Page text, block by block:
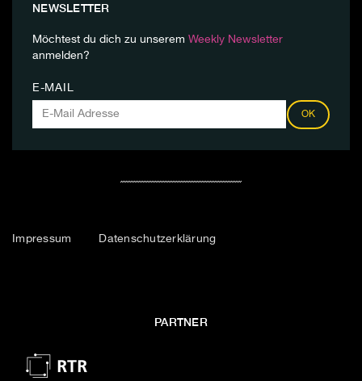
NEWSLETTER
Möchtest du dich zu unserem Weekly Newsletter
anmelden?
E-MAIL
OK
Impressum Datenschutzerklärung
PARTNER